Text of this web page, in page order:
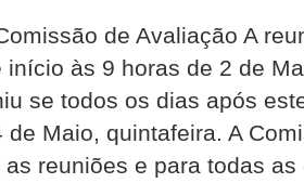
de Avaliação A
início às 9 horas de 2 de
se todos os dias após
de Maio, quinta­feira. A
reuniões e para todas